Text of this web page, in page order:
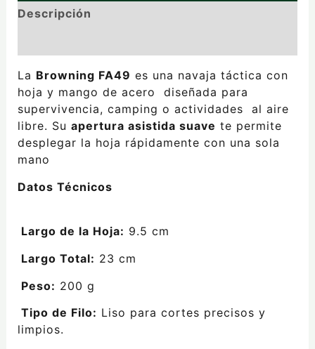
Descripción
La Browning FA49 es una navaja táctica con
hoja y mango de acero diseñada para
supervivencia, camping o actividades al aire
libre. Su apertura asistida suave te permite
desplegar la hoja rápidamente con una sola
mano
Datos Técnicos
Largo de la Hoja: 9.5 cm
Largo Total: 23 cm
Peso: 200 g
Tipo de Filo: Liso para cortes precisos y
limpios.